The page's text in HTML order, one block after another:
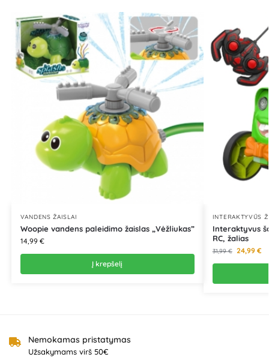
VANDENS ŽAISLAI
Woopie vandens paleidimo žaislas „Vėžliukas”
14,99 €
Į krepšelį
INTERAKTYVŪS
Interaktyvus
RC, žalias
31,99€ 24,99 €
Nemokamas pristatymas
Užsakymams virš 50€